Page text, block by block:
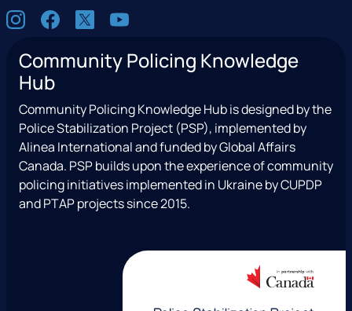
S
oI
s
a
g
a
m
F
c
e
b
o
o
k
X
e
T
w
i
t
t
e
Y
u
u
b
e
Community Policing Knowledge
Hub
Community Policing Knowledge Hub is designed by the
Police Stabilization Project (PSP), implemented by
Alinea International and funded by Global Affairs
Canada. PSP builds upon the experience of community
policing initiatives implemented in Ukraine by CUPDP
and PTAP projects since 2015.